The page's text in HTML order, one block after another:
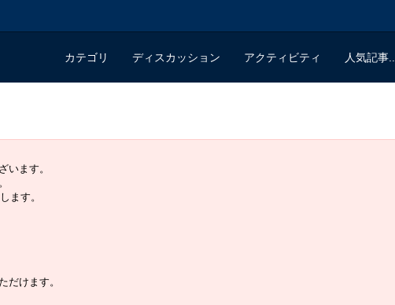
カテゴリ ディスカッション アクティビティ 人気記事...
います。
ます。
だけます。